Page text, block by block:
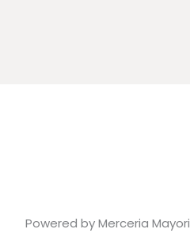
Powered by Merceria